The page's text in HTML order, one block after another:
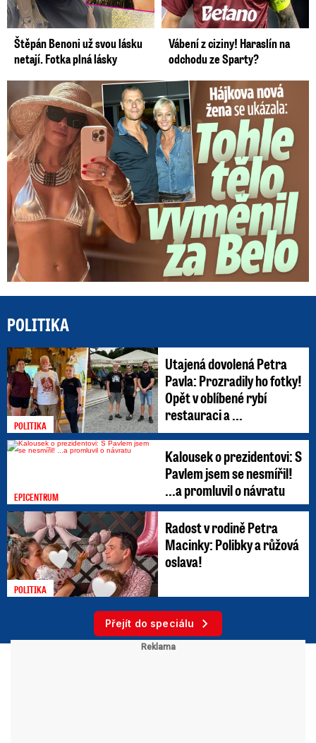
Štěpán Benoni už svou lásku
netají. Fotka plná lásky
Vábení z ciziny! Haraslín na
odchodu ze Sparty?
Tohle tělo nahradilo Belo: Nová partnerka se ukázala...
POLITIKA
POLITIKA
Utajená dovolená Petra
Pavla: Prozradily ho fotky!
Opět v oblíbené rybí
restauraci a ...
EPICENTRUM
Kalousek o prezidentovi: S
Pavlem jsem se nesmířil!
...a promluvil o návratu
POLITIKA
Radost v rodině Petra
Macinky: Polibky a růžová
oslava!
Přejít do speciálu